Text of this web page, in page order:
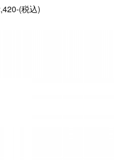
(税込)